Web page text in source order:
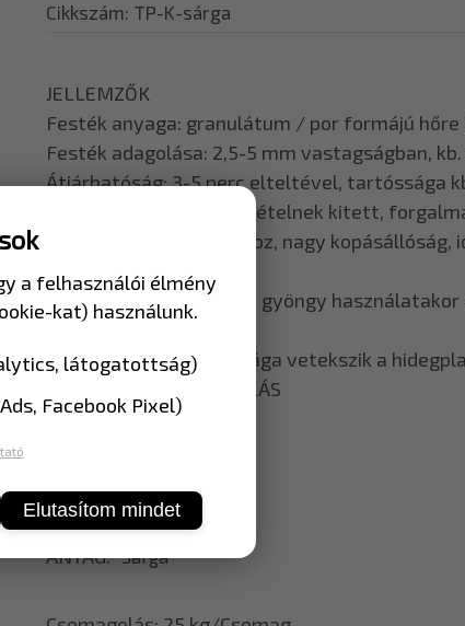
Cikkszám: TP-K-sárga
JELLEMZŐK
Festék anyaga: granulátum / por formájú
Festék adagolása: 2,5-5 mm vastagságban,
Átjárhatóság: 3-5 perc elteltével, tartóssága
Ajánlott: nagy igénybevételnek kitett,
Előny: jól tapad a talajhoz, nagy kopásállóság,
sugárzás
állóság, fényvisszaverő gyöngy
és tartósan
ül a festékben, tartóssága vetekszik a
fehér, sárga CSOMAGOLÁS
25 kg-os zsákokban
MÉRET 25 kg
ANYAG Sárga
a felhasználói élmény
kat) használunk.
látogatottság)
Facebook Pixel)
Elutasítom mindet